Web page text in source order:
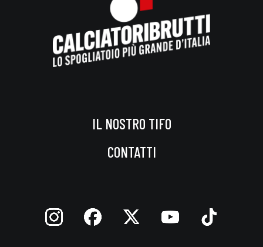
IL NOSTRO TIFO
CONTATTI